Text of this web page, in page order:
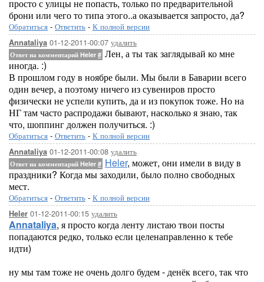
просто с улицы не попасть, только по предварительной
брони или чего то типа этого..а оказывается запросто, да?
Обратиться - Ответить - К полной версии
Annataliya 01-12-2011-00:07 удалить
Ответ на комментарий Heler # Лен, а ты так заглядывай ко мне
иногда. :)
В прошлом году в ноябре были. Мы были в Баварии всего
один вечер, а поэтому ничего из сувениров просто
физически не успели купить, да и из покупок тоже. Но на
НГ там часто распродажи бывают, насколько я знаю, так
что, шоппинг должен получиться. :)
Обратиться - Ответить - К полной версии
Annataliya 01-12-2011-00:08 удалить
Ответ на комментарий Heler # Heler, может, они имели в виду в
праздники? Когда мы заходили, было полно свободных
мест.
Обратиться - Ответить - К полной версии
Heler 01-12-2011-00:15 удалить
Annataliya, я просто когда ленту листаю твои посты
попадаются редко, только если целенаправленно к тебе
идти)
ну мы там тоже не очень долго будем - денёк всего, так что